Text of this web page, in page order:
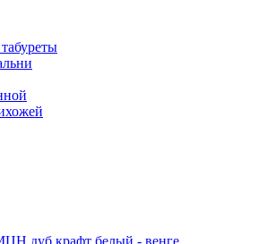
дуб крафт белый - венге